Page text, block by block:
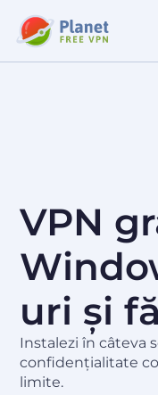
VPN
uri și
Instalezi în câteva
confidențialitate
limite.